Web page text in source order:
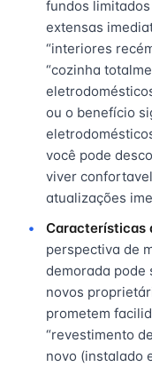
fundos
extensas
“interiores
“cozinha
ou o benefício
você pode
viver
atualizações
Características
perspectiva de
demorada pode
novos
prometem
“revestimento
novo (instalado